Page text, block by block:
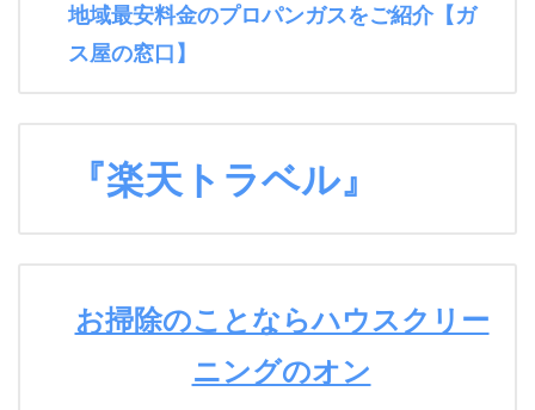
地域最安料金のプロパンガスをご紹介【ガ
ス屋の窓口】
『楽天トラベル』
お掃除のことならハウスクリー
ニングのオン